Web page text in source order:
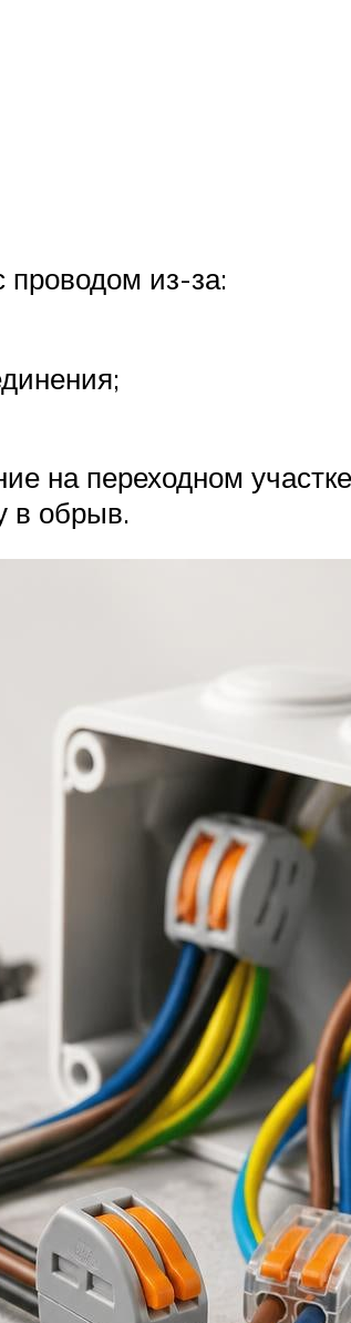
проводом из-за:
на переходном
в обрыв.